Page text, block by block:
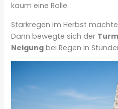
kaum eine Rolle.
Starkregen im Herbst
Dann bewegte sich der Turm
Neigung bei Regen in